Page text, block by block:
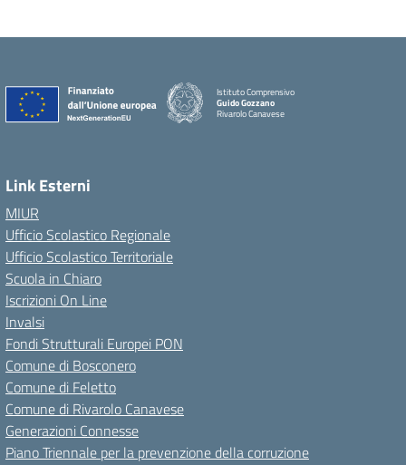
Istituto Comprensivo
Guido Gozzano
Rivarolo Canavese
Link Esterni
MIUR
Ufficio Scolastico Regionale
Ufficio Scolastico Territoriale
Scuola in Chiaro
Iscrizioni On Line
Invalsi
Fondi Strutturali Europei PON
Comune di Bosconero
Comune di Feletto
Comune di Rivarolo Canavese
Generazioni Connesse
Piano Triennale per la prevenzione della corruzione